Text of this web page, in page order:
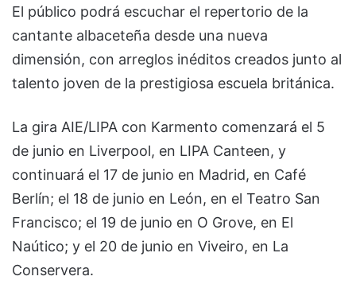
El público podrá escuchar el repertorio de la
cantante albaceteña desde una nueva
dimensión, con arreglos inéditos creados junto al
talento joven de la prestigiosa escuela británica.
La gira AIE/LIPA con Karmento comenzará el 5
de junio en Liverpool, en LIPA Canteen, y
continuará el 17 de junio en Madrid, en Café
Berlín; el 18 de junio en León, en el Teatro San
Francisco; el 19 de junio en O Grove, en El
Naútico; y el 20 de junio en Viveiro, en La
Conservera.